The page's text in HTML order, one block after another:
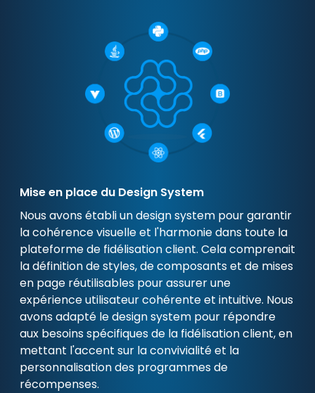
Mise en place du Design System
Nous avons établi un design system pour garantir
la cohérence visuelle et l'harmonie dans toute la
plateforme de fidélisation client. Cela comprenait
la définition de styles, de composants et de mises
en page réutilisables pour assurer une
expérience utilisateur cohérente et intuitive. Nous
avons adapté le design system pour répondre
aux besoins spécifiques de la fidélisation client, en
mettant l'accent sur la convivialité et la
personnalisation des programmes de
récompenses.